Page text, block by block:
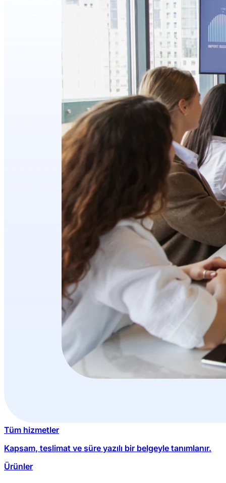
Tüm hizmetler
Kapsam, teslimat ve süre yazılı bir belgeyle tanımlanır.
Ürünler